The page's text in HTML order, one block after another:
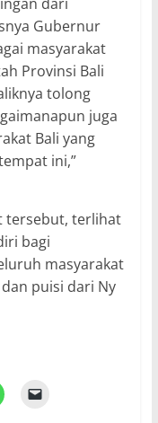
Gubernur
masyarakat
Provinsi Bali
tolong
juga
Bali yang
ini,”
tersebut, terlihat
bagi
masyarakat
puisi dari Ny